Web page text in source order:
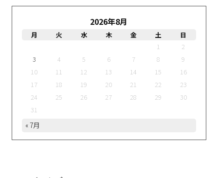
2026年8月
月 火 水 木 金 土
日
1
2
3
4 5 6 7 8
9
10
11 12 13 14 15
16
17
18 19 20 21 22
23
24
25 26 27 28 29
30
31
« 7月